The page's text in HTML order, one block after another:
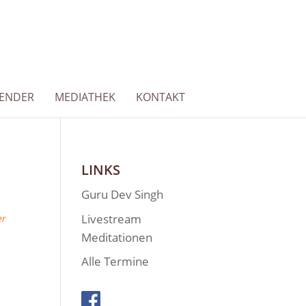
MEDIATHEK KONTAKT
LINKS
Guru Dev Singh
Livestream
Meditationen
Alle Termine